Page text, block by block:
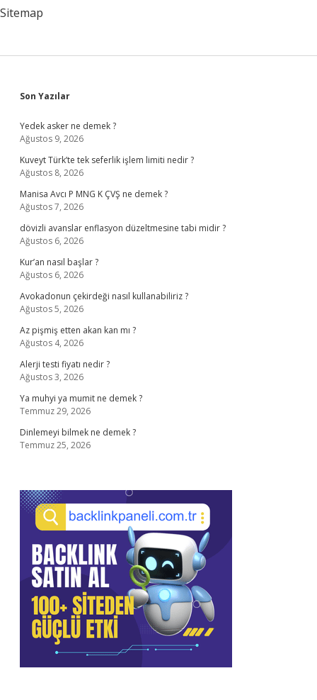
Sitemap
Sidebar
Son Yazılar
Yedek asker ne demek ?
Ağustos 9, 2026
Kuveyt Türk’te tek seferlik işlem limiti nedir ?
Ağustos 8, 2026
Manisa Avcı P MNG K ÇVŞ ne demek ?
Ağustos 7, 2026
dövizli avanslar enflasyon düzeltmesine tabi midir ?
Ağustos 6, 2026
Kur’an nasıl başlar ?
Ağustos 6, 2026
Avokadonun çekirdeği nasıl kullanabiliriz ?
Ağustos 5, 2026
Az pişmiş etten akan kan mı ?
Ağustos 4, 2026
Alerji testi fiyatı nedir ?
Ağustos 3, 2026
Ya muhyi ya mumit ne demek ?
Temmuz 29, 2026
Dinlemeyi bilmek ne demek ?
Temmuz 25, 2026